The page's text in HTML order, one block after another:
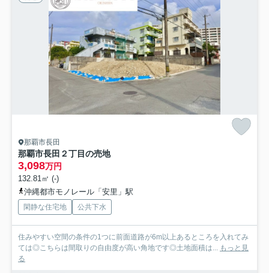
那覇市長田
那覇市長田２丁目の売地
3,098万円
132.81㎡ (-)
沖縄都市モノレール「安里」駅
閑静な住宅地 公共下水
住みやすい空間の条件の1つに前面道路が6m以上あるところを入れてみ
ては◎こちらは間取りの自由度が高い角地です◎土地面積は... もっと見
る